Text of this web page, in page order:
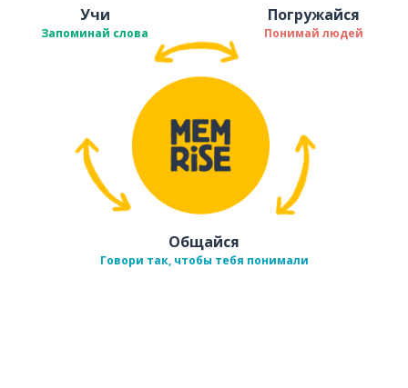
Учи
Запоминай слова
Погружайся
Понимай людей
Общайся
Говори так, чтобы тебя понимали